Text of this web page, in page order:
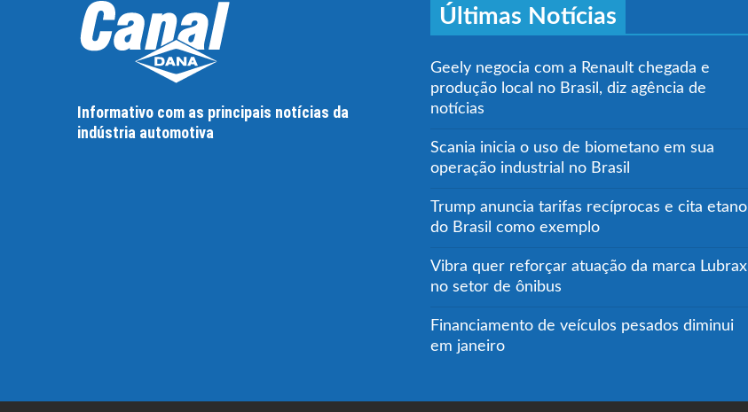
Informativo com as principais notícias da
indústria automotiva
Últimas Notícias
Geely negocia com a Renault chegada e
produção local no Brasil, diz agência de
notícias
Scania inicia o uso de biometano em sua
operação industrial no Brasil
Trump anuncia tarifas recíprocas e cita etanol
do Brasil como exemplo
Vibra quer reforçar atuação da marca Lubrax
no setor de ônibus
Financiamento de veículos pesados diminui
em janeiro